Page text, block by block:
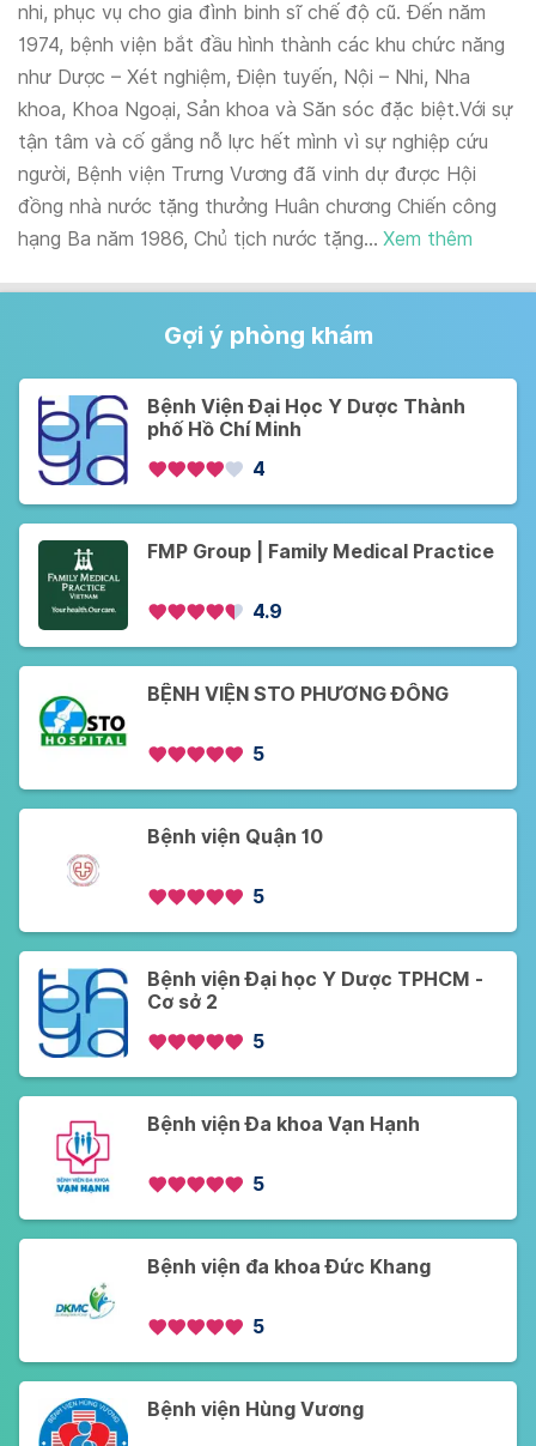
nhi, phục vụ cho gia đình binh sĩ chế độ cũ. Đến năm
1974, bệnh viện bắt đầu hình thành các khu chức năng
như Dược – Xét nghiệm, Điện tuyến, Nội – Nhi, Nha
khoa, Khoa Ngoại, Sản khoa và Săn sóc đặc biệt.Với sự
tận tâm và cố gắng nỗ lực hết mình vì sự nghiệp cứu
người, Bệnh viện Trưng Vương đã vinh dự được Hội
đồng nhà nước tặng thưởng Huân chương Chiến công
hạng Ba năm 1986, Chủ tịch nước tặng... Xem thêm
Gợi ý phòng khám
Bệnh Viện Đại Học Y Dược Thành
phố Hồ Chí Minh
4
FMP Group | Family Medical Practice
4.9
BỆNH VIỆN STO PHƯƠNG ĐÔNG
5
Bệnh viện Quận 10
5
Bệnh viện Đại học Y Dược TPHCM -
Cơ sở 2
5
Bệnh viện Đa khoa Vạn Hạnh
5
Bệnh viện đa khoa Đức Khang
5
Bệnh viện Hùng Vương